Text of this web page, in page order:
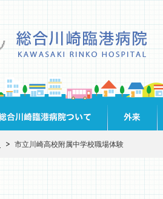
市立川崎高校附属中学校職場体験